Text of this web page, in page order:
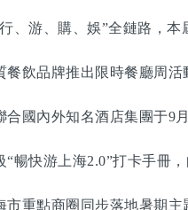
游、購、娛”全鏈路，本
品牌推出限時餐廳周活
內外知名酒店集團于9月
快游上海2.0”打卡手冊，
點商圈同步落地暑期主